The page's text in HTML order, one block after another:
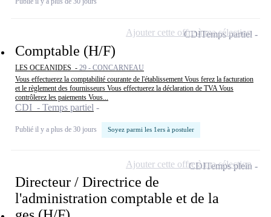
Comptable (H/F)
LES OCEANIDES - 29 - CONCARNEAU
Vous effectuerez la comptabilité courante de l'établissement Vous ferez la facturation
et le règlement des fournisseurs Vous effectuerez la déclaration de TVA Vous
contrôlerez les paiements Vous...
CDI - Temps partiel
Publié il y a plus de 30 jours Soyez parmi les 1ers à postuler
CDITemps partiel
Ajouter cette offre à ma sélection
Directeur / Directrice de
l'administration comptable et de la
CDITemps plein
Ajouter cette offre à ma sélection